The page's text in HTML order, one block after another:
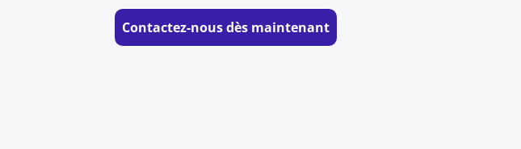
New window
Contactez-nous dès maintenant